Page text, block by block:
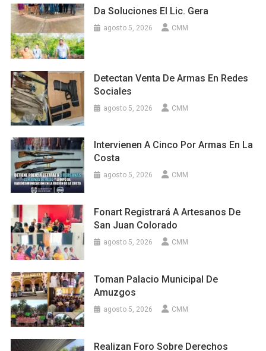
Da Soluciones El Lic. Gera
agosto 5, 2026 CMM
Detectan Venta De Armas En Redes
Sociales
agosto 5, 2026 CMM
Intervienen A Cinco Por Armas En La
Costa
agosto 5, 2026 CMM
Fonart Registrará A Artesanos De
San Juan Colorado
agosto 5, 2026 CMM
Toman Palacio Municipal De
Amuzgos
agosto 5, 2026 CMM
Realizan Foro Sobre Derechos